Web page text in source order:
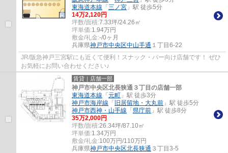
東海道本線 「 三ノ宮 」駅 徒歩5分
14万2,120円
坪数/面積:7.33坪/24.26㎡
坪単価:1.94万円
敷金/礼金:-/0ヶ月
兵庫県神戸市中央区中山手通 １丁目6-22
JR/阪急神戸三宮駅にも近くて便利！スナック・バー向け店舗です！ ぜひ
お気軽にお問い合わせください♪
賃貸｜店舗一部
神戸市中央区北長狭通３丁目の店舗一部
東海道本線 「 元町 」駅 徒歩3分
神戸市海岸線 「 旧居留地・大丸前 」駅 徒歩5分
神戸市西神・山手線 「 県庁前 」駅 徒歩8分
35万2,000円
坪数/面積:26.34坪/87.10㎡
坪単価:1.34万円
敷金/礼金:100万円/110万円
兵庫県神戸市中央区北長狭通 ３丁目3-5